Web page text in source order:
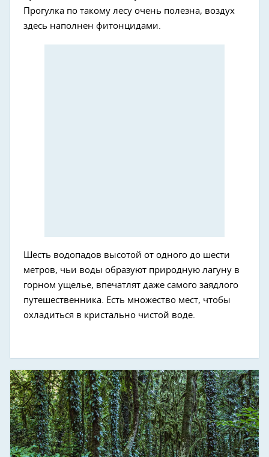
Прогулка по такому лесу очень полезна, воздух
здесь наполнен фитонцидами.
Шесть водопадов высотой от одного до шести
метров, чьи воды образуют природную лагуну в
горном ущелье, впечатлят даже самого заядлого
путешественника. Есть множество мест, чтобы
охладиться в кристально чистой воде.